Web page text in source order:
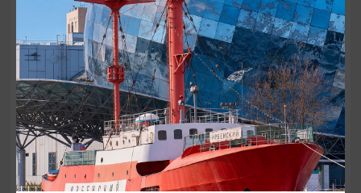
ОТ 500₽ ПУШКИНСКАЯ КАРТА